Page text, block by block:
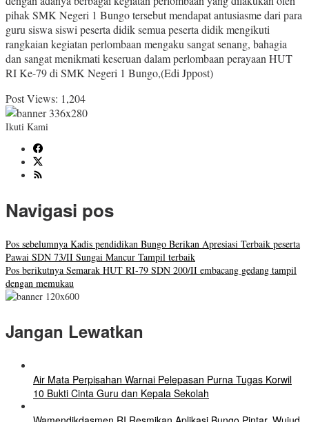
pihak SMK Negeri 1 Bungo tersebut mendapat antusiasme dari para
guru siswa siswi peserta didik semua peserta didik mengikuti
rangkaian kegiatan perlombaan mengaku sangat senang, bahagia
dan sangat menikmati keseruan dalam perlombaan perayaan HUT
RI Ke-79 di SMK Negeri 1 Bungo,(Edi Jppost)
Post Views: 1,204
Ikuti Kami
Navigasi pos
Pos sebelumnya Kadis pendidikan Bungo Berikan Apresiasi Terbaik peserta
Pawai SDN 73/II Sungai Mancur Tampil terbaik
Pos berikutnya Semarak HUT RI-79 SDN 200/II embacang gedang tampil
dengan memukau
Jangan Lewatkan
Air Mata Perpisahan Warnai Pelepasan Purna Tugas Korwil
10 Bukti Cinta Guru dan Kepala Sekolah